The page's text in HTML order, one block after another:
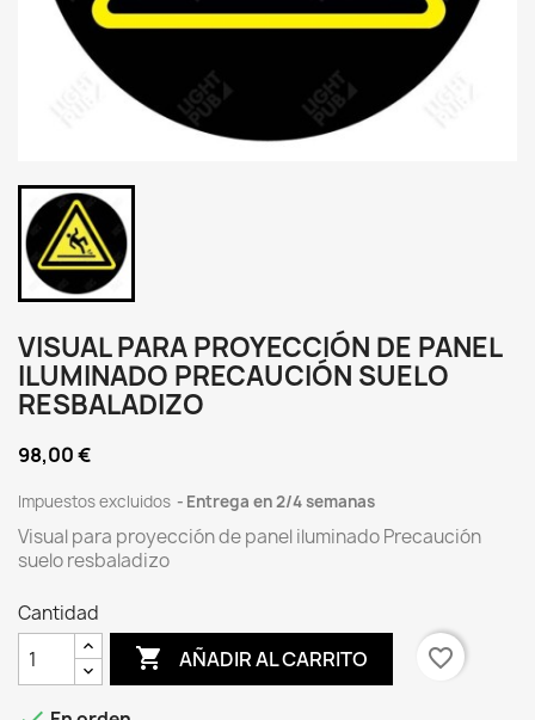
VISUAL PARA PROYECCIÓN DE PANEL
ILUMINADO PRECAUCIÓN SUELO
RESBALADIZO
98,00 €
Impuestos excluidos Entrega en 2/4 semanas
Visual para proyección de panel iluminado Precaución
suelo resbaladizo
Cantidad
 AÑADIR AL CARRITO favorite_border